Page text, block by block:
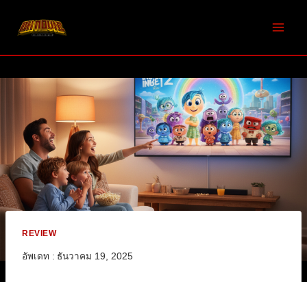
REVIEW
อัพเดท : ธันวาคม 19, 2025